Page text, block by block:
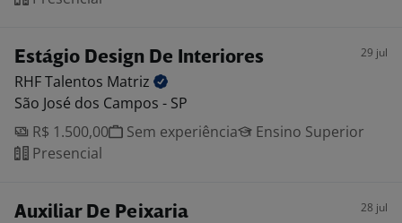
Estágio Design De Interiores 29 jul
RHF Talentos Matriz
São José dos Campos - SP
R$ 1.500,00
Sem experiência
Ensino Superior
Presencial
Auxiliar De Peixaria 28 jul